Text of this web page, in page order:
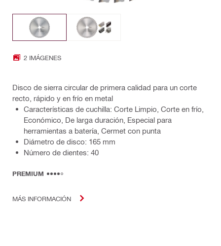
2 IMÁGENES
Disco de sierra circular de primera calidad para un corte
recto, rápido y en frío en metal
Características de cuchilla: Corte Limpio, Corte en frío,
Económico, De larga duración, Especial para
herramientas a batería, Cermet con punta
Diámetro de disco: 165 mm
Número de dientes: 40
PREMIUM
MÁS INFORMACIÓN